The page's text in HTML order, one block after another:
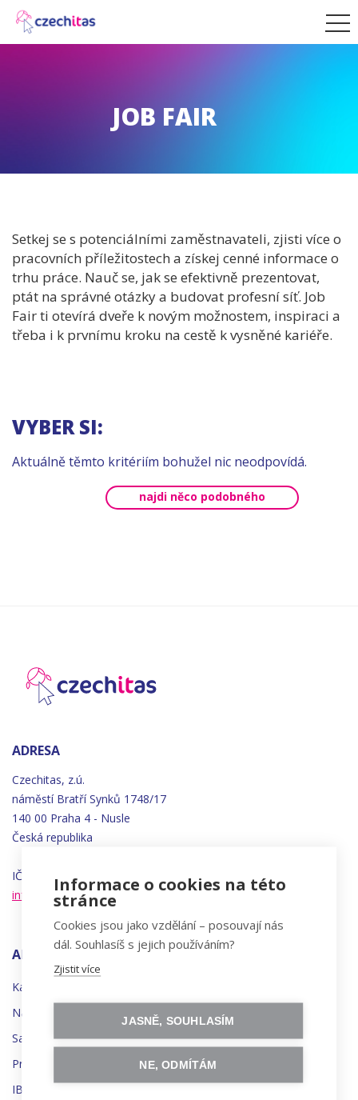
JOB FAIR
Setkej se s potenciálními zaměstnavateli, zjisti více o
pracovních příležitostech a získej cenné informace o
trhu práce. Nauč se, jak se efektivně prezentovat,
ptát na správné otázky a budovat profesní síť. Job
Fair ti otevírá dveře k novým možnostem, inspiraci a
třeba i k prvnímu kroku na cestě k vysněné kariéře.
VYBER SI:
Aktuálně těmto kritériím bohužel nic neodpovídá.
najdi něco podobného
ADRESA
Czechitas, z.ú.
náměstí Bratří Synků 1748/17
140 00 Praha 4 - Nusle
Česká republika
IČO 22834958 | DIČ CZ22834958
info@czechitas.cz
AKTIVITY
Kalendář kurzů
Nabídka kurzů
Samostudium
Profesní a osobní rozvoj
IBM SkillsBuild
Informace o cookies na této
stránce
Cookies jsou jako vzdělání – posouvají nás
dál. Souhlasíš s jejich používáním?
Zjistit více
JASNĚ, SOUHLASÍM
NE, ODMÍTÁM